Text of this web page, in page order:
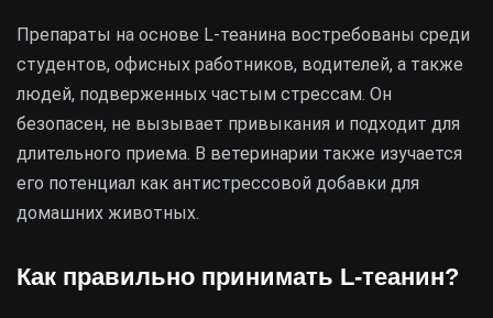
Препараты на основе L-теанина востребованы среди
студентов, офисных работников, водителей, а также
людей, подверженных частым стрессам. Он
безопасен, не вызывает привыкания и подходит для
длительного приема. В ветеринарии также изучается
его потенциал как антистрессовой добавки для
домашних животных.
Как правильно принимать L-теанин?